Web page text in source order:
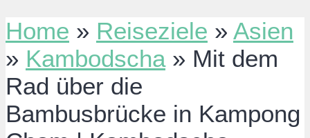
Home » Reiseziele » Asien
» Kambodscha» Mit dem
Rad über die
Bambusbrücke in Kampong